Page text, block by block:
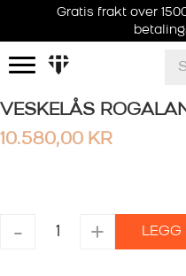
Gratis frakt over
VESKELÅS
10.580,00 KR
-
VESKELÅS
ROGALAND
+